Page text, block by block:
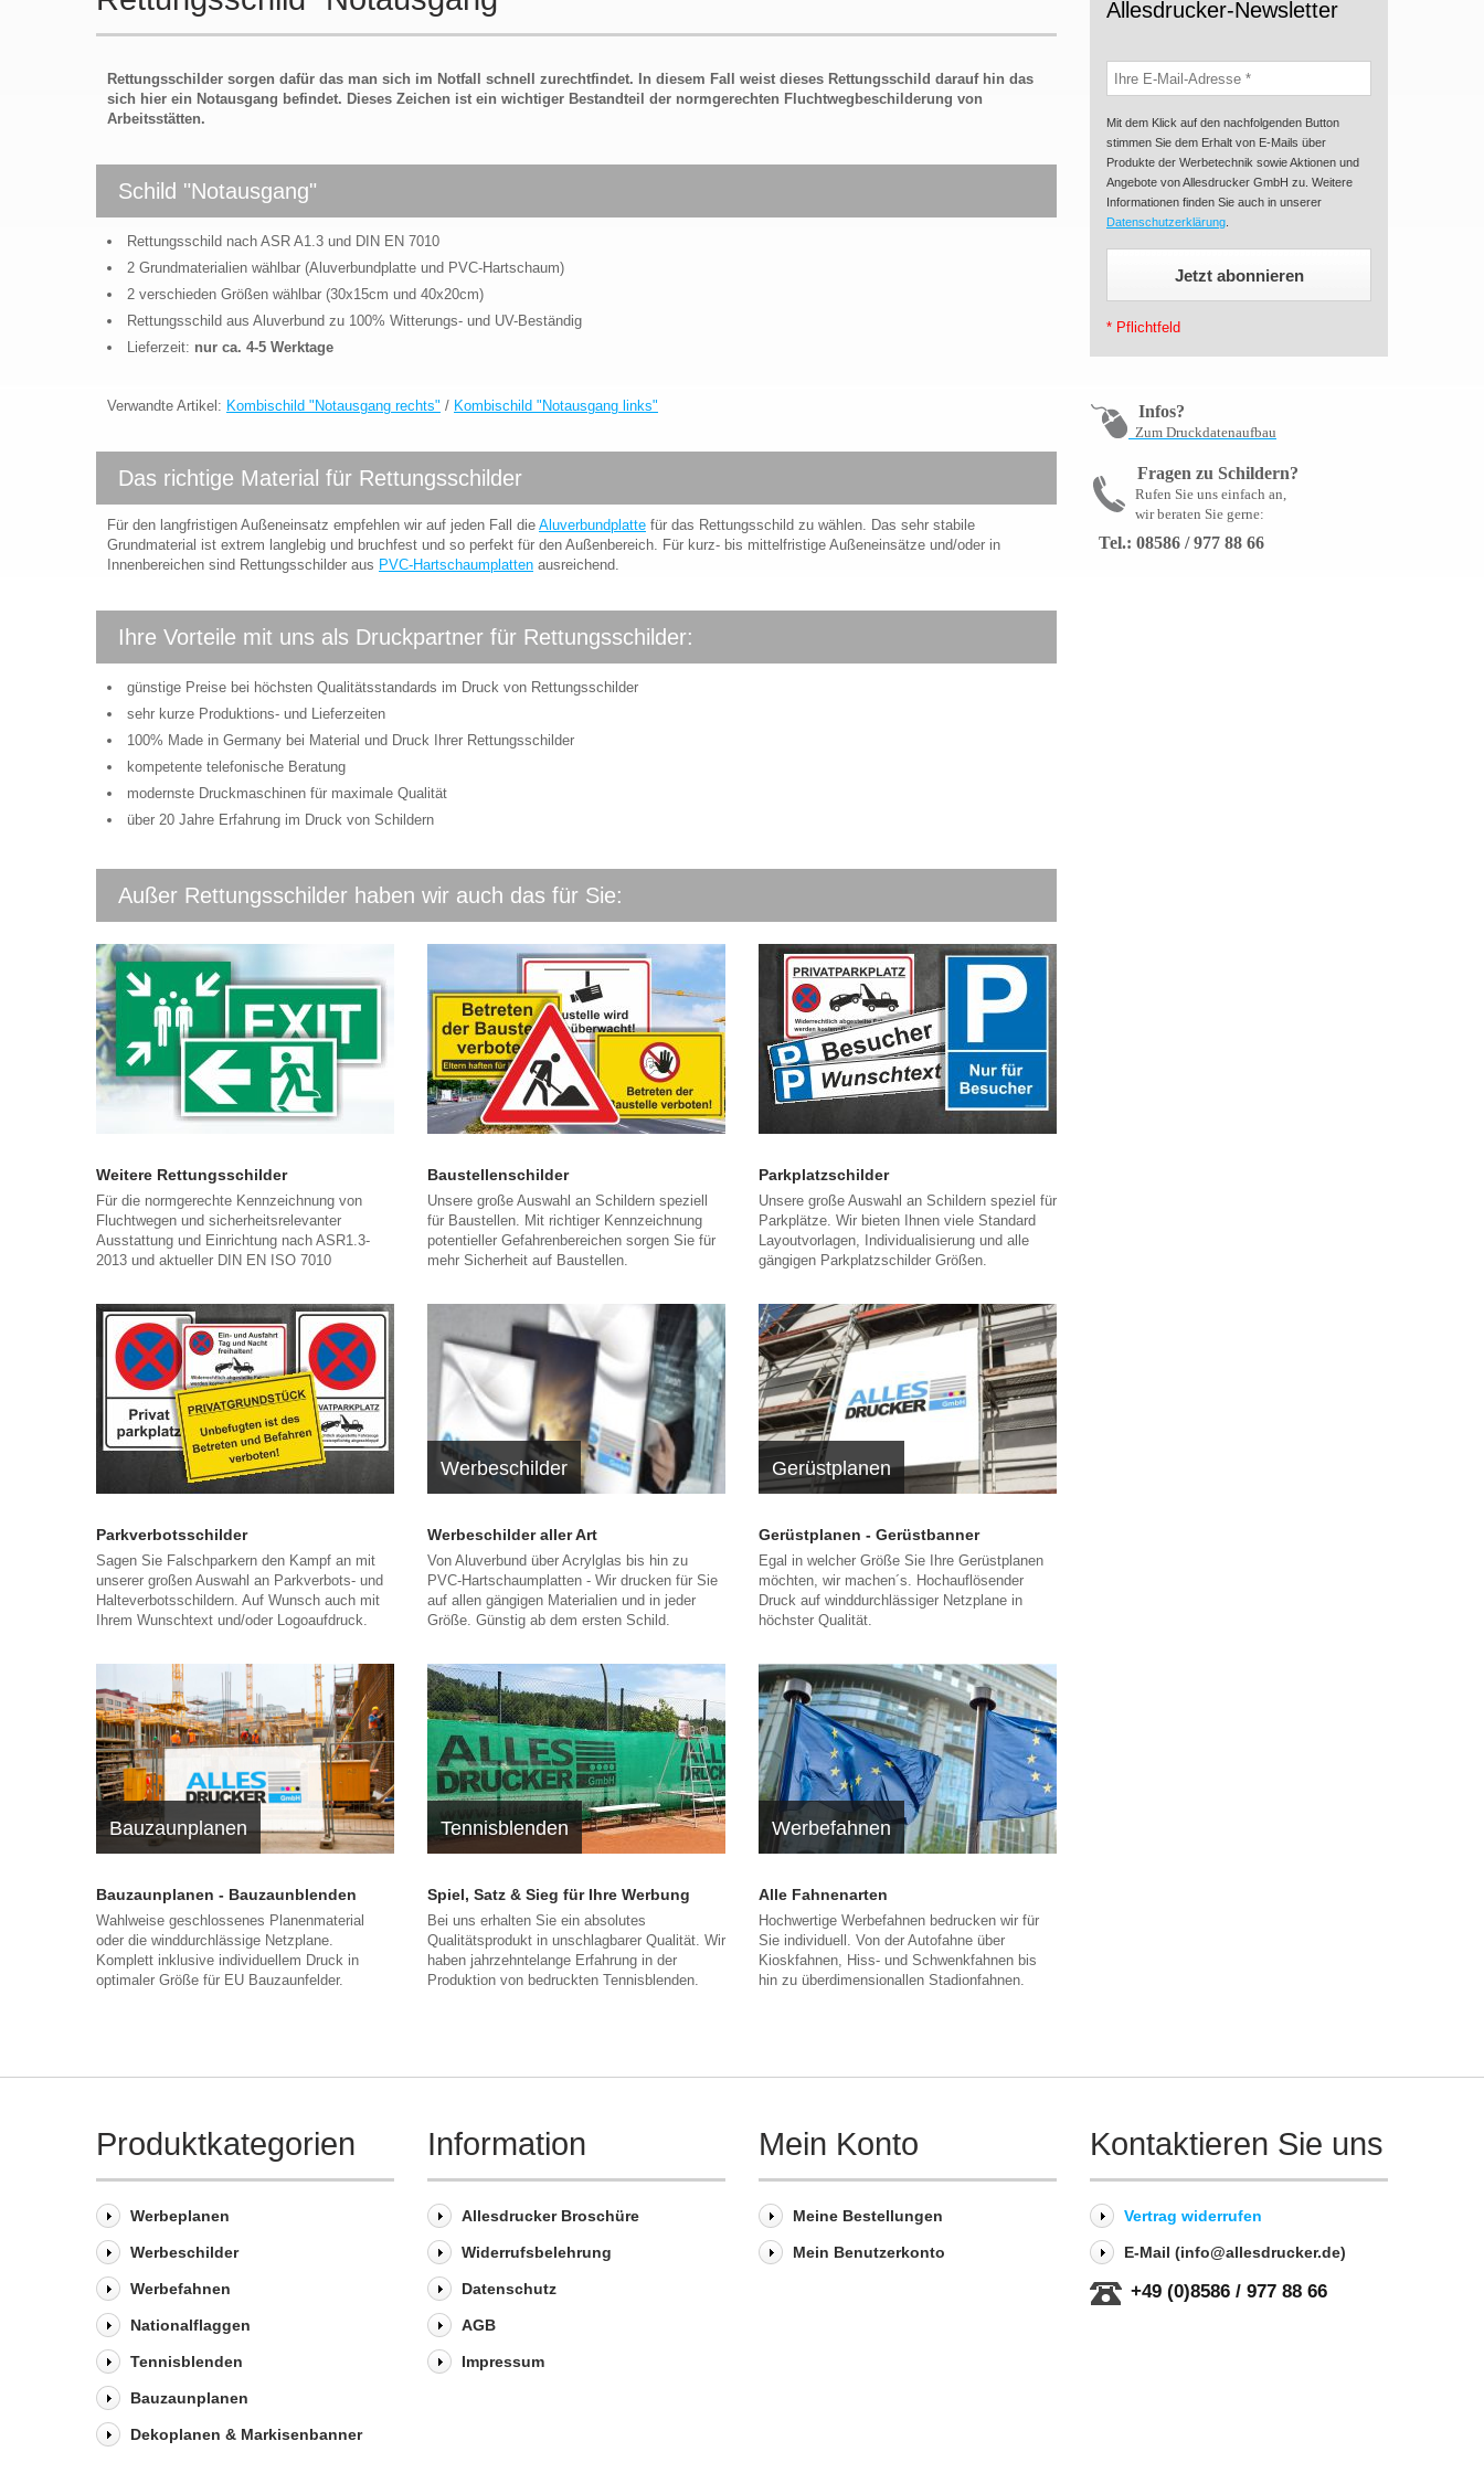
Rettungsschilder sorgen dafür das man sich im Notfall schnell zurechtfindet. In diesem Fall weist dieses Rettungsschild darauf hin das
sich hier ein Notausgang befindet. Dieses Zeichen ist ein wichtiger Bestandteil der normgerechten Fluchtwegbeschilderung von
Arbeitsstätten.
Schild "Notausgang"
Rettungsschild nach ASR A1.3 und DIN EN 7010
2 Grundmaterialien wählbar (Aluverbundplatte und PVC-Hartschaum)
2 verschieden Größen wählbar (30x15cm und 40x20cm)
Rettungsschild aus Aluverbund zu 100% Witterungs- und UV-Beständig
Lieferzeit: nur ca. 4-5 Werktage
Verwandte Artikel: Kombischild "Notausgang rechts" / Kombischild "Notausgang links"
Das richtige Material für Rettungsschilder
Für den langfristigen Außeneinsatz empfehlen wir auf jeden Fall die Aluverbundplatte für das Rettungsschild zu wählen. Das sehr stabile
Grundmaterial ist extrem langlebig und bruchfest und so perfekt für den Außenbereich. Für kurz- bis mittelfristige Außeneinsätze und/oder in
Innenbereichen sind Rettungsschilder aus PVC-Hartschaumplatten ausreichend.
Ihre Vorteile mit uns als Druckpartner für Rettungsschilder:
günstige Preise bei höchsten Qualitätsstandards im Druck von Rettungsschilder
sehr kurze Produktions- und Lieferzeiten
100% Made in Germany bei Material und Druck Ihrer Rettungsschilder
kompetente telefonische Beratung
modernste Druckmaschinen für maximale Qualität
über 20 Jahre Erfahrung im Druck von Schildern
Außer Rettungsschilder haben wir auch das für Sie:
Weitere Rettungsschilder
Für die normgerechte Kennzeichnung von
Fluchtwegen und sicherheitsrelevanter
Ausstattung und Einrichtung nach ASR1.3-
2013 und aktueller DIN EN ISO 7010
Baustellenschilder
Unsere große Auswahl an Schildern speziell
für Baustellen. Mit richtiger Kennzeichnung
potentieller Gefahrenbereichen sorgen Sie für
mehr Sicherheit auf Baustellen.
Parkplatzschilder
Unsere große Auswahl an Schildern speziel für
Parkplätze. Wir bieten Ihnen viele Standard
Layoutvorlagen, Individualisierung und alle
gängigen Parkplatzschilder Größen.
Parkverbotsschilder
Sagen Sie Falschparkern den Kampf an mit
unserer großen Auswahl an Parkverbots- und
Halteverbotsschildern. Auf Wunsch auch mit
Ihrem Wunschtext und/oder Logoaufdruck.
Werbeschilder
Werbeschilder aller Art
Von Aluverbund über Acrylglas bis hin zu
PVC-Hartschaumplatten - Wir drucken für Sie
auf allen gängigen Materialien und in jeder
Größe. Günstig ab dem ersten Schild.
Gerüstplanen
Gerüstplanen - Gerüstbanner
Egal in welcher Größe Sie Ihre Gerüstplanen
möchten, wir machen´s. Hochauflösender
Druck auf winddurchlässiger Netzplane in
höchster Qualität.
Bauzaunplanen
Bauzaunplanen - Bauzaunblenden
Wahlweise geschlossenes Planenmaterial
oder die winddurchlässige Netzplane.
Komplett inklusive individuellem Druck in
optimaler Größe für EU Bauzaunfelder.
Tennisblenden
Spiel, Satz & Sieg für Ihre Werbung
Bei uns erhalten Sie ein absolutes
Qualitätsprodukt in unschlagbarer Qualität. Wir
haben jahrzehntelange Erfahrung in der
Produktion von bedruckten Tennisblenden.
Werbefahnen
Alle Fahnenarten
Hochwertige Werbefahnen bedrucken wir für
Sie individuell. Von der Autofahne über
Kioskfahnen, Hiss- und Schwenkfahnen bis
hin zu überdimensionallen Stadionfahnen.
Allesdrucker-Newsletter
Mit dem Klick auf den nachfolgenden Button
stimmen Sie dem Erhalt von E-Mails über
Produkte der Werbetechnik sowie Aktionen und
Angebote von Allesdrucker GmbH zu. Weitere
Informationen finden Sie auch in unserer
Datenschutzerklärung
* Pflichtfeld
Infos?
Zum Druckdatenaufbau
Fragen zu Schildern?
Rufen Sie uns einfach an,
wir beraten Sie gerne:
Tel.: 08586 / 977 88 66
Produktkategorien
Werbeplanen
Werbeschilder
Werbefahnen
Nationalflaggen
Tennisblenden
Bauzaunplanen
Dekoplanen & Markisenbanner
Information
Allesdrucker Broschüre
Widerrufsbelehrung
Datenschutz
AGB
Impressum
Mein Konto
Meine Bestellungen
Mein Benutzerkonto
Kontaktieren Sie uns
Vertrag widerrufen
E-Mail (info@allesdrucker.de)
+49 (0)8586 / 977 88 66